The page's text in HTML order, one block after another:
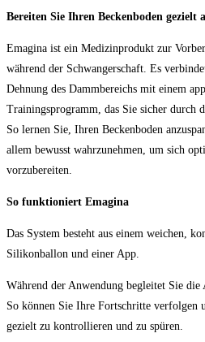
Bereiten Sie Ihren Beckenboden gezielt
Emagina ist ein Medizinprodukt zur
während der Schwangerschaft. Es
Dehnung des Dammbereichs mit einem
Trainingsprogramm, das Sie sicher durch
So lernen Sie, Ihren Beckenboden
allem bewusst wahrzunehmen, um sich
vorzubereiten.
So funktioniert Emagina
Das System besteht aus einem weichen,
Silikonballon und einer App.
Während der Anwendung begleitet Sie die
So können Sie Ihre Fortschritte verfolgen
gezielt zu kontrollieren und zu spüren.